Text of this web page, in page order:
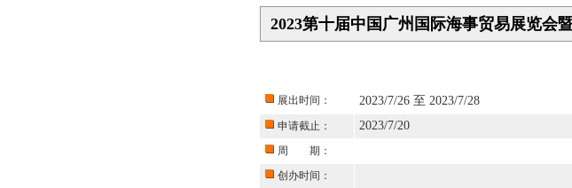
2023第十届中国广州国际海事贸易展览会
展出时间： 2023/7/26 至 2023/7/28
申请截止： 2023/7/20
周 期：
创办时间：